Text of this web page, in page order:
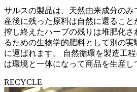
サルスの製品は、天然由来成分の
産後に残った原料は自然に還るこ
搾し終えたハーブの残りは堆肥化
るための生物学的肥料として別の
に運ばれます。 自然循環を製造工
は環境と一体になって商品を生産し
RECYCLE